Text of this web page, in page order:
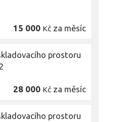
15 000 Kč za měsíc
prostoru
28 000 Kč za měsíc
prostoru